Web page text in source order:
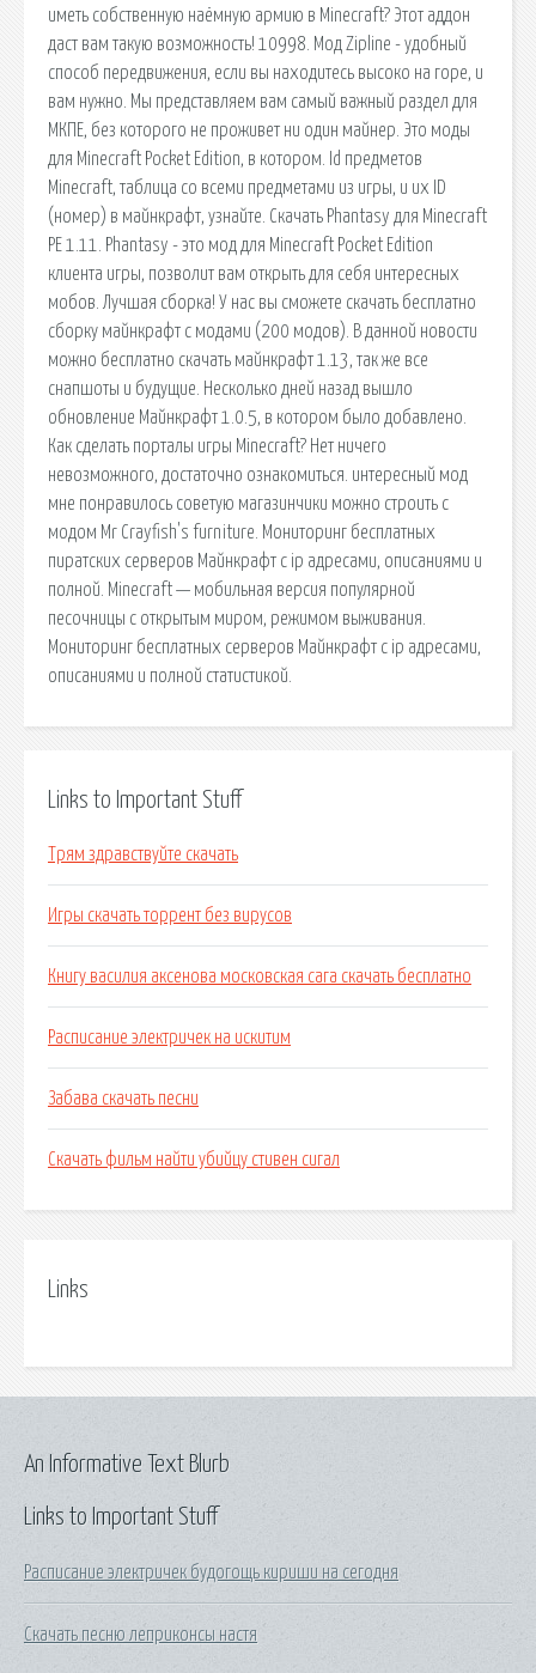
иметь собственную наёмную армию в Minecraft? Этот аддон
даст вам такую возможность! 10998. Мод Zipline - удобный
способ передвижения, если вы находитесь высоко на горе, и
вам нужно. Мы представляем вам самый важный раздел для
МКПЕ, без которого не проживет ни один майнер. Это моды
для Minecraft Pocket Edition, в котором. Id предметов
Minecraft, таблица со всеми предметами из игры, и их ID
(номер) в майнкрафт, узнайте. Скачать Phantasy для Minecraft
PE 1.11. Phantasy - это мод для Minecraft Pocket Edition
клиента игры, позволит вам открыть для себя интересных
мобов. Лучшая сборка! У нас вы сможете скачать бесплатно
сборку майнкрафт с модами (200 модов). В данной новости
можно бесплатно скачать майнкрафт 1.13, так же все
снапшоты и будущие. Несколько дней назад вышло
обновление Майнкрафт 1.0.5, в котором было добавлено.
Как сделать порталы игры Minecraft? Нет ничего
невозможного, достаточно ознакомиться. интересный мод
мне понравилось советую магазинчики можно строить с
модом Mr Crayfish's furniture. Мониторинг бесплатных
пиратских серверов Майнкрафт с ip адресами, описаниями и
полной. Minecraft — мобильная версия популярной
песочницы с открытым миром, режимом выживания.
Мониторинг бесплатных серверов Майнкрафт с ip адресами,
описаниями и полной статистикой.
Links to Important Stuff
Трям здравствуйте скачать
Игры скачать торрент без вирусов
Книгу василия аксенова московская сага скачать бесплатно
Расписание электричек на искитим
Забава скачать песни
Скачать фильм найти убийцу стивен сигал
Links
Links to Important Stuff
Расписание электричек будогощь кириши на сегодня
Скачать песню леприконсы настя
An Informative Text Blurb